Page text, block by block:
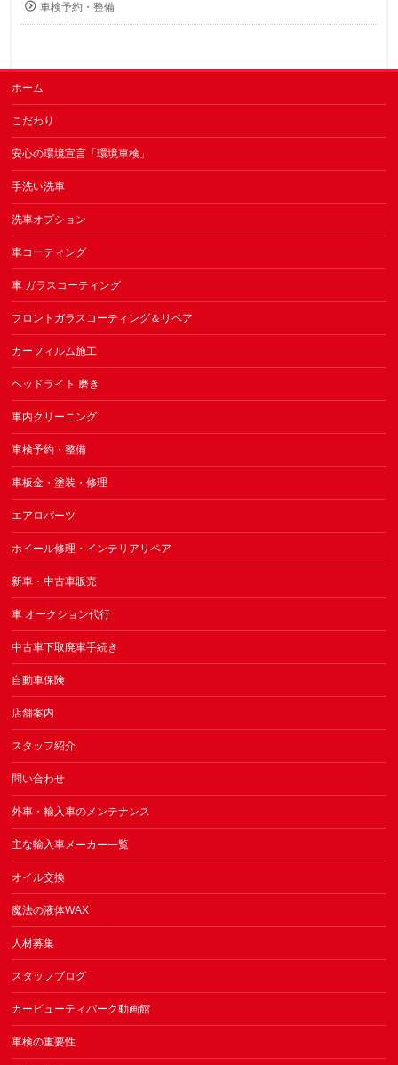
車検予約・整備
ホーム
こだわり
安心の環境宣言「環境車検」
手洗い洗車
洗車オプション
車コーティング
車 ガラスコーティング
フロントガラスコーティング＆リペア
カーフィルム施工
ヘッドライト 磨き
車内クリーニング
車検予約・整備
車板金・塗装・修理
エアロパーツ
ホイール修理・インテリアリペア
新車・中古車販売
車 オークション代行
中古車下取廃車手続き
自動車保険
店舗案内
スタッフ紹介
問い合わせ
外車・輸入車のメンテナンス
主な輸入車メーカー一覧
オイル交換
魔法の液体WAX
人材募集
スタッフブログ
カービューティパーク動画館
車検の重要性